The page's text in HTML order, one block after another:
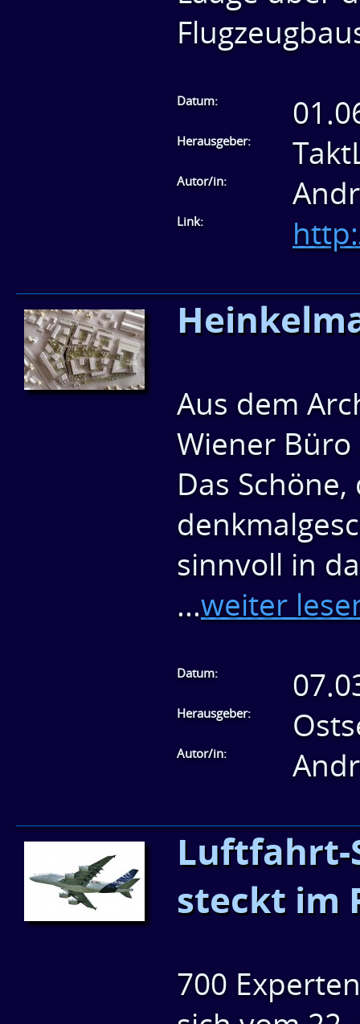
Datum:
Herausgeber:
Autor/in:
Link:
Aus dem
Wiener Büro
Das
sinnvoll in
...weiter
Datum:
Herausgeber:
Autor/in:
Luftfahrt-
steckt im
700